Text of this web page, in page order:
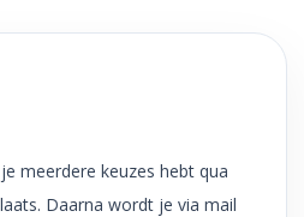
meerdere keuzes hebt qua
Daarna wordt je via mail